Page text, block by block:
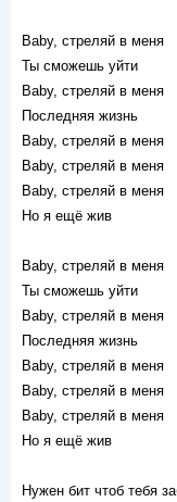
Baby, стреляй в меня
Ты сможешь уйти
Baby, стреляй в меня
Последняя жизнь
Baby, стреляй в меня
Baby, стреляй в меня
Baby, стреляй в меня
Но я ещё жив
Baby, стреляй в меня
Ты сможешь уйти
Baby, стреляй в меня
Последняя жизнь
Baby, стреляй в меня
Baby, стреляй в меня
Baby, стреляй в меня
Но я ещё жив
Нужен бит чтоб тебя